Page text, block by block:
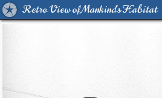
Retro View of Mankind's Habitat